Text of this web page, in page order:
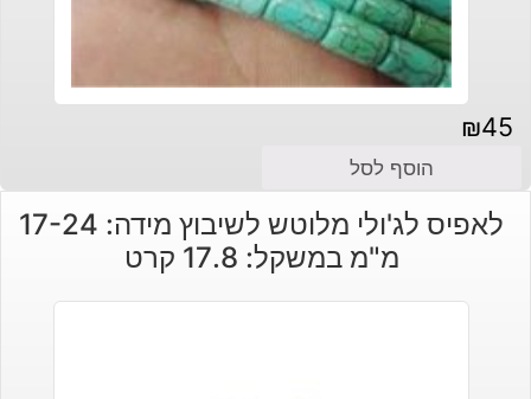
₪45
הוסף לסל
לאפיס לג'ולי מלוטש לשיבוץ מידה: 17-24
מ"מ במשקל: 17.8 קרט